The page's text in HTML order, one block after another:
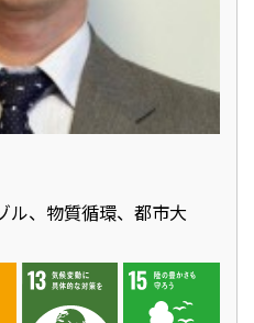
ル、物質循環、都市大